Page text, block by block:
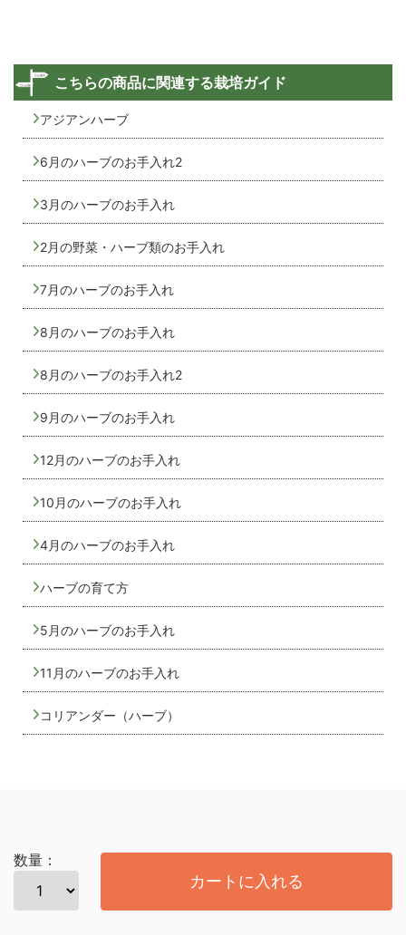
こちらの商品に関連する栽培ガイド
アジアンハーブ
6月のハーブのお手入れ2
3月のハーブのお手入れ
2月の野菜・ハーブ類のお手入れ
7月のハーブのお手入れ
8月のハーブのお手入れ
8月のハーブのお手入れ2
9月のハーブのお手入れ
12月のハーブのお手入れ
10月のハーブのお手入れ
4月のハーブのお手入れ
ハーブの育て方
5月のハーブのお手入れ
11月のハーブのお手入れ
コリアンダー（ハーブ）
数量：
カートに入れる